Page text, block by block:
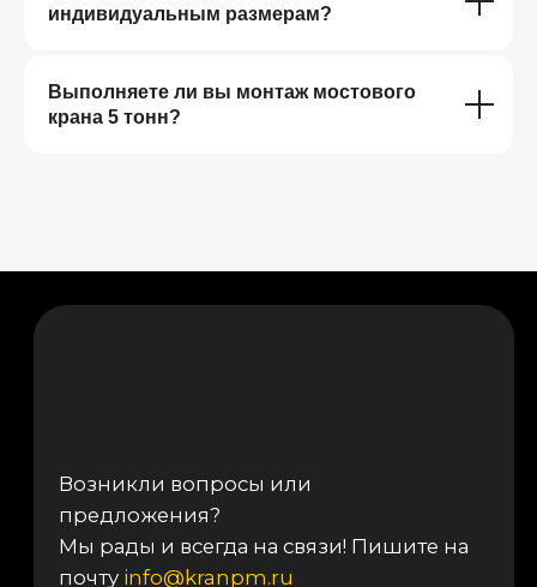
индивидуальным размерам?
Выполняете ли вы монтаж мостового
крана 5 тонн?